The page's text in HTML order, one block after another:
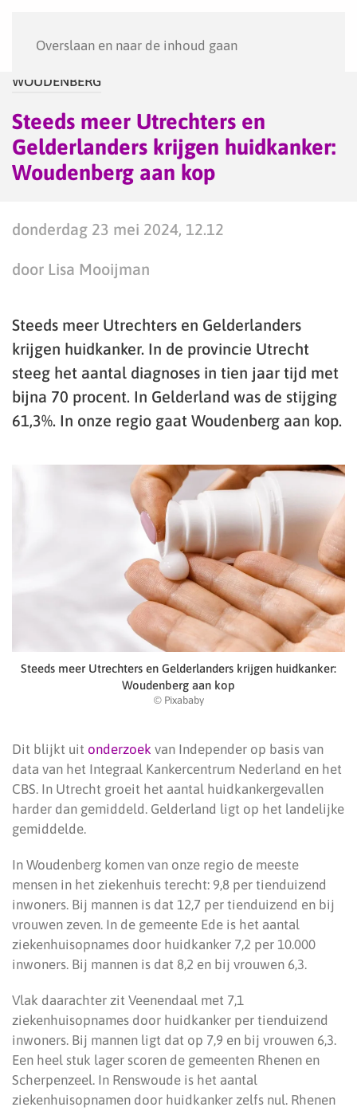
Overslaan en naar de inhoud gaan
WOUDENBERG
Steeds meer Utrechters en
Gelderlanders krijgen huidkanker:
Woudenberg aan kop
donderdag 23 mei 2024, 12.12
door Lisa Mooijman
Steeds meer Utrechters en Gelderlanders
krijgen huidkanker. In de provincie Utrecht
steeg het aantal diagnoses in tien jaar tijd met
bijna 70 procent. In Gelderland was de stijging
61,3%. In onze regio gaat Woudenberg aan kop.
Steeds meer Utrechters en Gelderlanders krijgen huidkanker:
Woudenberg aan kop
© Pixababy
Dit blijkt uit onderzoek van Independer op basis van
data van het Integraal Kankercentrum Nederland en het
CBS. In Utrecht groeit het aantal huidkankergevallen
harder dan gemiddeld. Gelderland ligt op het landelijke
gemiddelde.
In Woudenberg komen van onze regio de meeste
mensen in het ziekenhuis terecht: 9,8 per tienduizend
inwoners. Bij mannen is dat 12,7 per tienduizend en bij
vrouwen zeven. In de gemeente Ede is het aantal
ziekenhuisopnames door huidkanker 7,2 per 10.000
inwoners. Bij mannen is dat 8,2 en bij vrouwen 6,3.
Vlak daarachter zit Veenendaal met 7,1
ziekenhuisopnames door huidkanker per tienduizend
inwoners. Bij mannen ligt dat op 7,9 en bij vrouwen 6,3.
Een heel stuk lager scoren de gemeenten Rhenen en
Scherpenzeel. In Renswoude is het aantal
ziekenhuisopnamen door huidkanker zelfs nul. Rhenen